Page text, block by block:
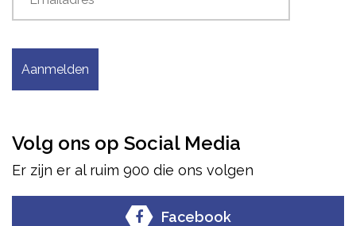
Aanmelden
Volg ons op Social Media
Er zijn er al ruim 900 die ons volgen
Facebook